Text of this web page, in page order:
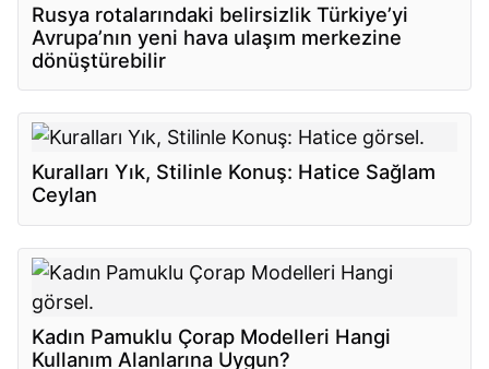
Rusya rotalarındaki belirsizlik Türkiye’yi
Avrupa’nın yeni hava ulaşım merkezine
dönüştürebilir
Kuralları Yık, Stilinle Konuş: Hatice Sağlam
Ceylan
Kadın Pamuklu Çorap Modelleri Hangi
Kullanım Alanlarına Uygun?